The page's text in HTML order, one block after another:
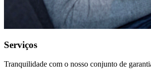
Serviços
Tranquilidade com o nosso conjunto de